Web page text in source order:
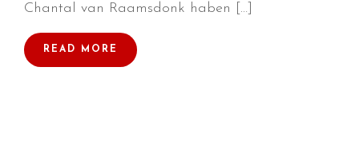
September 2025
Chantal van Raamsdonk haben […]
READ MORE